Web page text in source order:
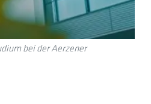
bei der Aerzener